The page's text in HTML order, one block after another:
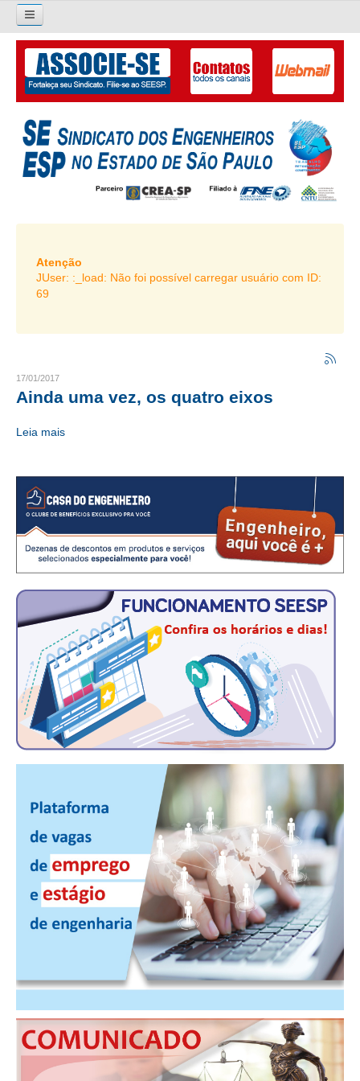
Pesquisar...
O SINDICATO
APRESENTAÇÃO
PALAVRA DO PRESIDENTE
DIRETORIA
LIVRO GESTÃO 2026-2029
SUBSEDES SINDICAIS
CRESCE BRASIL
COMPOSIÇÃO
CONSELHOS ASSESSORES
PERSONALIDADES DA TECNOLOGIA
TRANSPARÊNCIA
JURÍDICO
CONSULTORIA
ACORDOS, CONVENÇÕES E DISSÍDIOS
CONTRIBUIÇÕES
CONTRIBUIÇÃO ASSISTENCIAL
CONTRIBUIÇÃO ASSOCIATIVA OU ANUIDADE DE SÓCIO
CONTRIBUIÇÃO SINDICAL URBANA
REVISÃO DE APOSENTADORIA
LEGISLAÇÃO
LEI 4.950-A/1966 – PISO SALARIAL
LEI 5.194/1966 – REGULAMENTAÇÃO DA PROFISSÃO
LEI 6.496/1977 – ART
Atenção
JUser: :_load: Não foi possível carregar usuário com ID:
69
17/01/2017
Ainda uma vez, os quatro eixos
Leia mais